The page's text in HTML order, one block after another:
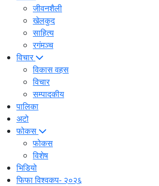
जीवनशैली
खेलकुद
साहित्य
रगंमञ्च
विचार
विकास वहस
विचार
सम्पादकीय
पालिका
अटो
फोकस
फोकस
विशेष
भिडियो
फिफा विश्वकप- २०२६